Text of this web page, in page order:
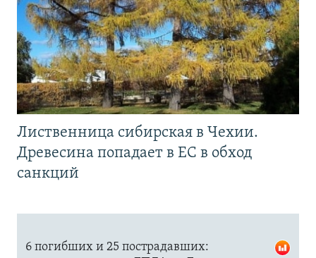
Лиственница сибирская в Чехии.
Древесина попадает в ЕС в обход
санкций